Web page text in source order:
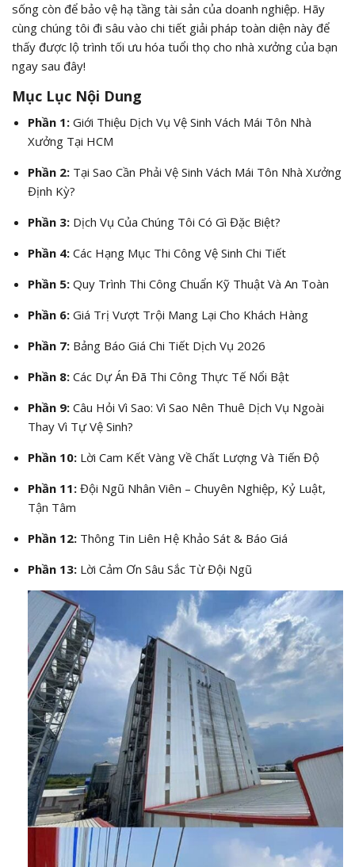
sống còn để bảo vệ hạ tầng tài sản của doanh nghiệp. Hãy
cùng chúng tôi đi sâu vào chi tiết giải pháp toàn diện này để
thấy được lộ trình tối ưu hóa tuổi thọ cho nhà xưởng của bạn
ngay sau đây!
Mục Lục Nội Dung
Phần 1:Giới Thiệu Dịch Vụ Vệ Sinh Vách Mái Tôn Nhà
Xưởng Tại HCM
Phần 2:Tại Sao Cần Phải Vệ Sinh Vách Mái Tôn Nhà Xưởng
Định Kỳ?
Phần 3:Dịch Vụ Của Chúng Tôi Có Gì Đặc Biệt?
Phần 4:Các Hạng Mục Thi Công Vệ Sinh Chi Tiết
Phần 5:Quy Trình Thi Công Chuẩn Kỹ Thuật Và An Toàn
Phần 6:Giá Trị Vượt Trội Mang Lại Cho Khách Hàng
Phần 7:Bảng Báo Giá Chi Tiết Dịch Vụ 2026
Phần 8:Các Dự Án Đã Thi Công Thực Tế Nổi Bật
Phần 9:Câu Hỏi Vì Sao: Vì Sao Nên Thuê Dịch Vụ Ngoài
Thay Vì Tự Vệ Sinh?
Phần 10:Lời Cam Kết Vàng Về Chất Lượng Và Tiến Độ
Phần 11:Đội Ngũ Nhân Viên – Chuyên Nghiệp, Kỷ Luật,
Tận Tâm
Phần 12:Thông Tin Liên Hệ Khảo Sát & Báo Giá
Phần 13:Lời Cảm Ơn Sâu Sắc Từ Đội Ngũ